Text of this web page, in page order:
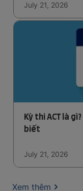
July 21, 2026
Kỳ thi ACT là
biết
July 21, 2026
Xem thêm